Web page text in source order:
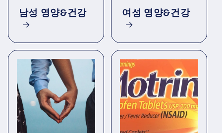
남성 영양&건강 여성 영양&건강